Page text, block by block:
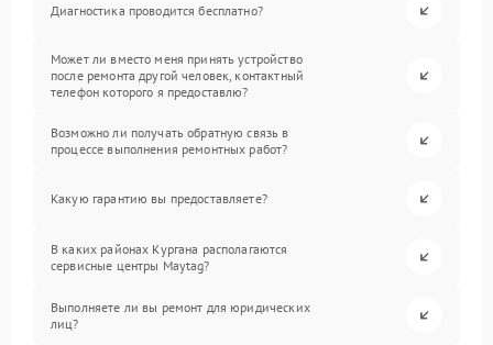
Диагностика проводится бесплатно?
Может ли вместо меня принять устройство
после ремонта другой человек, контактный
телефон которого я предоставлю?
Возможно ли получать обратную связь в
процессе выполнения ремонтных работ?
Какую гарантию вы предоставляете?
В каких районах Кургана располагаются
сервисные центры Maytag?
Выполняете ли вы ремонт для юридических
лиц?